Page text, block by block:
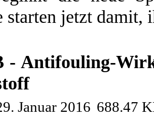
starten jetzt damit,
- Antifouling-
Januar 2016 688.47